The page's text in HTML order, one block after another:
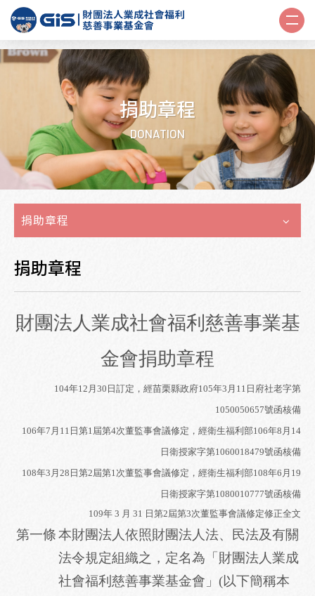
捐助章程
DONATION
捐助章程
捐助章程
財團法人業成社會福利慈善事業基
金會捐助章程
104年12月30日訂定，經苗栗縣政府105年3月11日府社老字第
1050050657號函核備
106年7月11日第1屆第4次董監事會議修定，經衛生福利部106年8月14
日衛授家字第1060018479號函核備
108年3月28日第2屆第1次董監事會議修定，經衛生福利部108年6月19
日衛授家字第1080010777號函核備
109年 3 月 31 日第2屆第3次董監事會議修定修正全文
第一條本財團法人依照財團法人法、民法及有關
法令規定組織之，定名為「財團法人業成
社會福利慈善事業基金會」(以下簡稱本